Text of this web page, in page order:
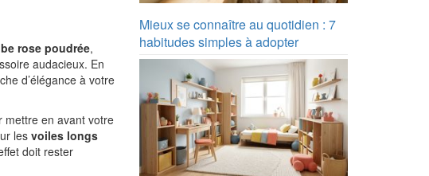
rose poudrée,
audacieux. En
d’élégance à votre
mettre en avant votre
les voiles longs
doit rester
Mieux se connaître au quotidien : 7
habitudes simples à adopter